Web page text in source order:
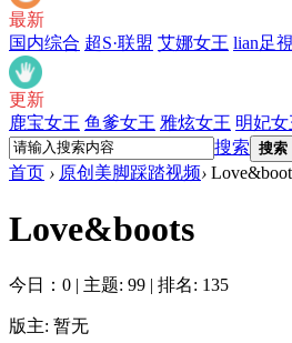
最新
国内综合 超S·联盟 艾娜女王 lian足
更新
鹿宝女王 鱼爹女王 雅炫女王 明妃女
搜索 搜索
首页 › 原创美脚踩踏视频›
Love&boots
今日：0 | 主题: 99 | 排名: 135
版主: 暂无